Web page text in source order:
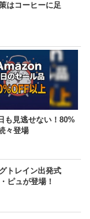
はコーヒーに足
も見逃せない！80%
々登場
トレイン出発式
ピュが登場！